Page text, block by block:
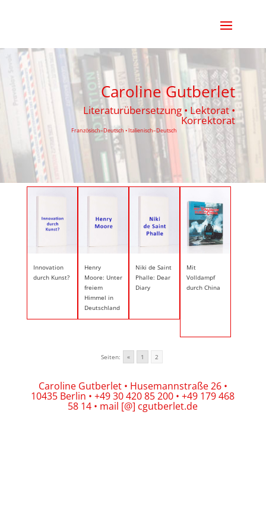
Caroline Gutberlet
Literaturübersetzung • Lektorat •
Korrektorat
Französisch–Deutsch • Italienisch–Deutsch
Innovation
durch Kunst?
Henry
Moore: Unter
freiem
Himmel in
Deutschland
Niki de Saint
Phalle: Dear
Diary
Mit
Volldampf
durch China
Seiten: « 1 2
Caroline Gutberlet • Husemannstraße 26 •
10435 Berlin • +49 30 420 85 200 • +49 179 468
58 14 • mail [@] cgutberlet.de